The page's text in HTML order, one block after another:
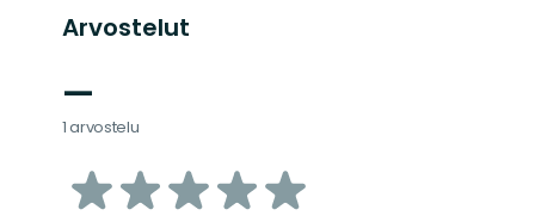
Arvostelut
—
1 arvostelu
/5